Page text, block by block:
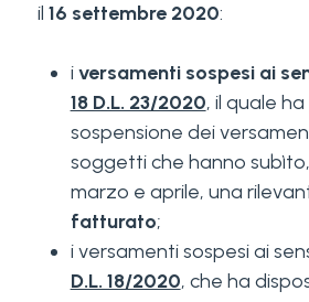
il 16 settembre 2020:
iversamenti sospesi ai
18 D.L. 23/2020, il quale
sospensione dei
soggetti che hanno
marzo e aprile, una
fatturato;
i versamenti sospesi ai
D.L. 18/2020, che ha